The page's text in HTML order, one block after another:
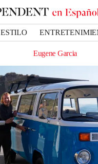
ESTILO
Eugene Garcia